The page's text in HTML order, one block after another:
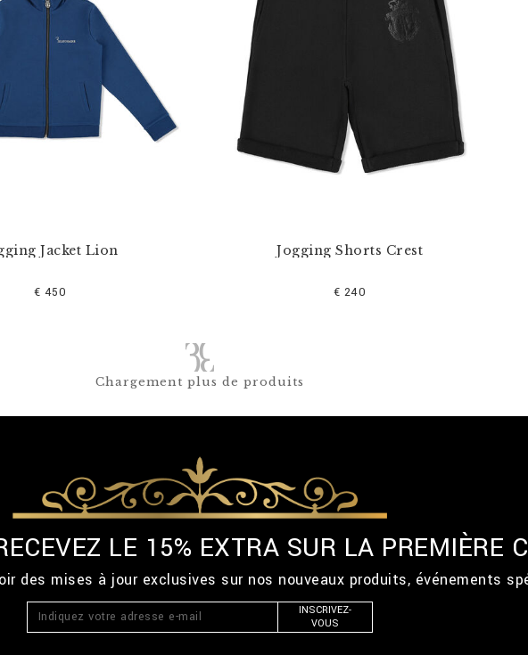
Jacket Lion
€ 450
Jogging Shorts Crest
€ 240
Chargement plus de produits
LE 15% EXTRA SUR LA PREMIÈRE
des mises à jour exclusives sur nos nouveaux produits, événements
INSCRIVEZ-
VOUS